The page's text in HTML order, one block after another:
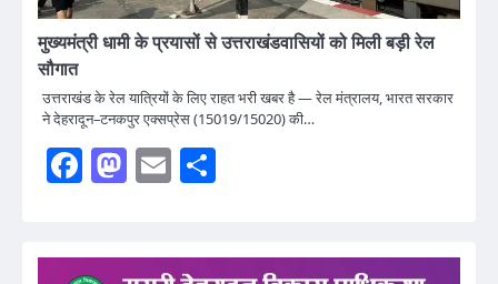
मुख्यमंत्री धामी के प्रयासों से उत्तराखंडवासियों को मिली बड़ी रेल
सौगात
उत्तराखंड के रेल यात्रियों के लिए राहत भरी खबर है — रेल मंत्रालय, भारत सरकार
ने देहरादून–टनकपुर एक्सप्रेस (15019/15020) की…
Facebook
Mastodon
Email